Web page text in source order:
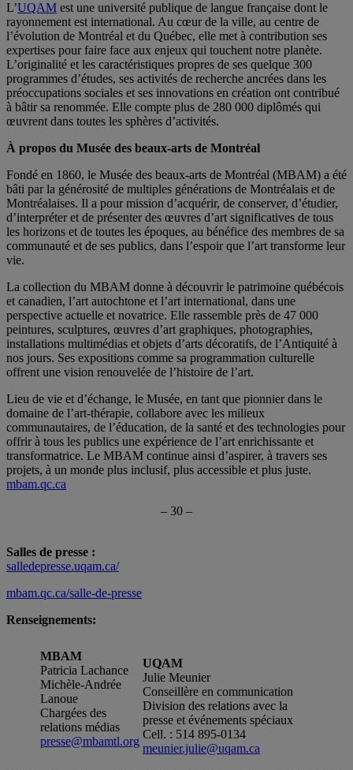
L’UQAM est une université publique de langue française dont le
rayonnement est international. Au cœur de la ville, au centre de
l’évolution de Montréal et du Québec, elle met à contribution ses
expertises pour faire face aux enjeux qui touchent notre planète.
L’originalité et les caractéristiques propres de ses quelque 300
programmes d’études, ses activités de recherche ancrées dans les
préoccupations sociales et ses innovations en création ont contribué
à bâtir sa renommée. Elle compte plus de 280 000 diplômés qui
œuvrent dans toutes les sphères d’activités.
À propos du Musée des beaux-arts de Montréal
Fondé en 1860, le Musée des beaux-arts de Montréal (MBAM) a été
bâti par la générosité de multiples générations de Montréalais et de
Montréalaises. Il a pour mission d’acquérir, de conserver, d’étudier,
d’interpréter et de présenter des œuvres d’art significatives de tous
les horizons et de toutes les époques, au bénéfice des membres de sa
communauté et de ses publics, dans l’espoir que l’art transforme leur
vie.
La collection du MBAM donne à découvrir le patrimoine québécois
et canadien, l’art autochtone et l’art international, dans une
perspective actuelle et novatrice. Elle rassemble près de 47 000
peintures, sculptures, œuvres d’art graphiques, photographies,
installations multimédias et objets d’arts décoratifs, de l’Antiquité à
nos jours. Ses expositions comme sa programmation culturelle
offrent une vision renouvelée de l’histoire de l’art.
Lieu de vie et d’échange, le Musée, en tant que pionnier dans le
domaine de l’art-thérapie, collabore avec les milieux
communautaires, de l’éducation, de la santé et des technologies pour
offrir à tous les publics une expérience de l’art enrichissante et
transformatrice. Le MBAM continue ainsi d’aspirer, à travers ses
projets, à un monde plus inclusif, plus accessible et plus juste.
mbam.qc.ca
– 30 –
Salles de presse :
salledepresse.uqam.ca/
mbam.qc.ca/salle-de-presse
Renseignements:
MBAM
Patricia Lachance
Michèle-Andrée
Lanoue
Chargées des
relations médias
presse@mbamtl.org
UQAM
Julie Meunier
Conseillère en communication
Division des relations avec la
presse et événements spéciaux
Cell. : 514 895-0134
meunier.julie@uqam.ca